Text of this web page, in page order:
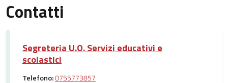
Contatti
Segreteria U.O. Servizi educativi e
scolastici
Telefono:0755773857